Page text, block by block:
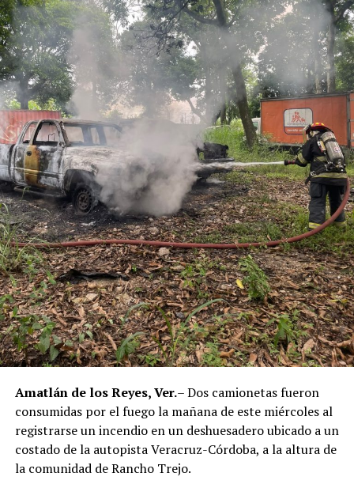
nueve meses de prisión.
Los ahora sentenciados formaban parte de la Policía
Municipal de Coscomatepec durante la administración
del alcalde de Movimiento Ciudadano, Armando Reyes
Muñoz, y permanecerán recluidos en el Centro de
Reinserción Social de Mediana Seguridad de La Toma, en
Amatlán de los Reyes, donde cumplirán la condena.
Aunque durante el operativo fueron detenidos siete
policías municipales, la sentencia dada a conocer
corresponde únicamente a seis de ellos. Hasta el
momento, las autoridades no han informado la situación
jurídica del séptimo implicado.
El caso evidenció presuntas irregularidades dentro de la
corporación policiaca y motivó la intervención de
autoridades estatales y federales, en un contexto de
reforzamiento de las investigaciones contra servidores
públicos relacionados con actividades ilícitas en la
La sentencia representa uno de los primeros fallos
derivados de aquel operativo y confirma la
responsabilidad penal de los exuniformados por delitos
relacionados con la posesión de droga y el
Amatlán de los Reyes, Ver.– Dos camionetas fueron
consumidas por el fuego la mañana de este miércoles al
registrarse un incendio en un deshuesadero ubicado a un
costado de la autopista Veracruz-Córdoba, a la altura de
la comunidad de Rancho Trejo.